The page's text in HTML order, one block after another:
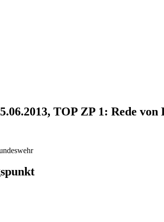
TOP ZP 1: Rede